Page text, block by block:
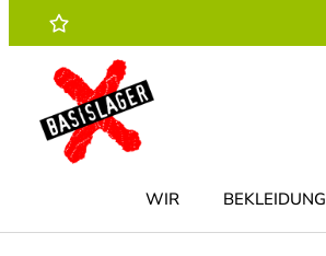
Hauptinhalt springen
Zur Suche springen
Zur Hauptnavigation springen
WIR BEKLEIDUNG